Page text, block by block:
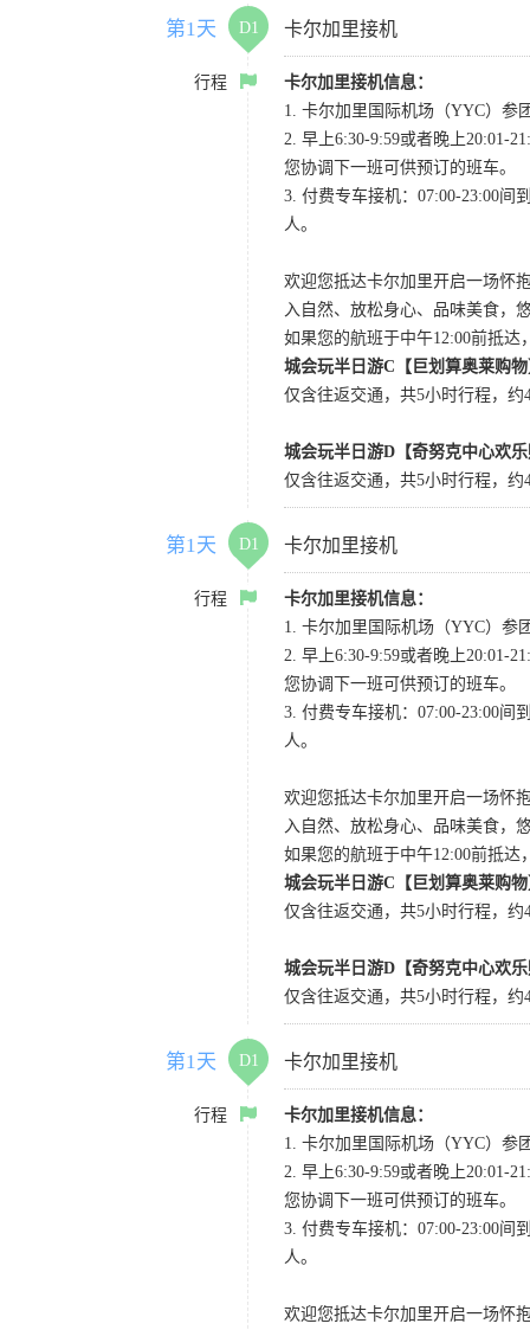
第1天 D1 卡尔加里接机
行程
卡尔加里接机信息：
1. 卡尔加里国际机场（YYC）参
2. 早上6:30-9:59或者晚上20:01-
您协调下一班可供预订的班车。
3. 付费专车接机：07:00-23:00间
人。
欢迎您抵达卡尔加里开启一场怀
入自然、放松身心、品味美食，
如果您的航班于中午12:00前抵
城会玩半日游C【巨划算奥莱购
仅含往返交通，共5小时行程，
城会玩半日游D【奇努克中心欢
仅含往返交通，共5小时行程，
第1天 D1 卡尔加里接机
行程
卡尔加里接机信息：
1. 卡尔加里国际机场（YYC）参
2. 早上6:30-9:59或者晚上20:01-
您协调下一班可供预订的班车。
3. 付费专车接机：07:00-23:00间
人。
欢迎您抵达卡尔加里开启一场怀
入自然、放松身心、品味美食，
如果您的航班于中午12:00前抵
城会玩半日游C【巨划算奥莱购
仅含往返交通，共5小时行程，
城会玩半日游D【奇努克中心欢
仅含往返交通，共5小时行程，
第1天 D1 卡尔加里接机
行程
卡尔加里接机信息：
1. 卡尔加里国际机场（YYC）参
2. 早上6:30-9:59或者晚上20:01-
您协调下一班可供预订的班车。
3. 付费专车接机：07:00-23:00间
人。
欢迎您抵达卡尔加里开启一场怀